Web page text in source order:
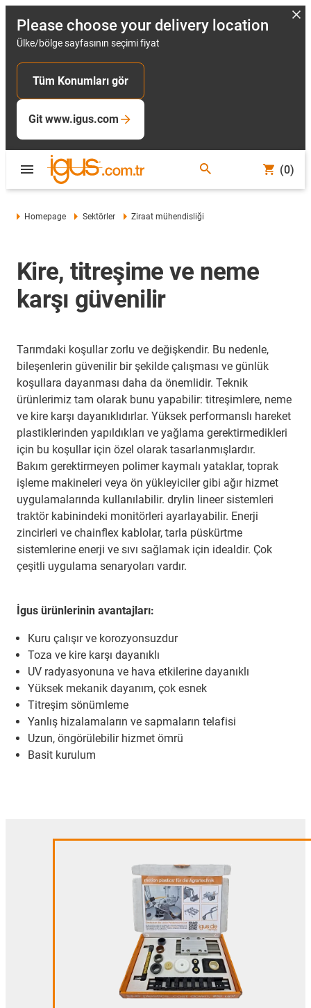
Please choose your delivery location
Ülke/bölge sayfasının seçimi fiyat
Tüm Konumları gör
Git www.igus.com
(0)
Homepage Sektörler Ziraat mühendisliği
Kire, titreşime ve neme
karşı güvenilir
Tarımdaki koşullar zorlu ve değişkendir. Bu nedenle,
bileşenlerin güvenilir bir şekilde çalışması ve günlük
koşullara dayanması daha da önemlidir. Teknik
ürünlerimiz tam olarak bunu yapabilir: titreşimlere, neme
ve kire karşı dayanıklıdırlar. Yüksek performanslı hareket
plastiklerinden yapıldıkları ve yağlama gerektirmedikleri
için bu koşullar için özel olarak tasarlanmışlardır.
Bakım gerektirmeyen polimer kaymalı yataklar, toprak
işleme makineleri veya ön yükleyiciler gibi ağır hizmet
uygulamalarında kullanılabilir. drylin lineer sistemleri
traktör kabinindeki monitörleri ayarlayabilir. Enerji
zincirleri ve chainflex kablolar, tarla püskürtme
sistemlerine enerji ve sıvı sağlamak için idealdir. Çok
çeşitli uygulama senaryoları vardır.
İgus ürünlerinin avantajları:
Kuru çalışır ve korozyonsuzdur
Toza ve kire karşı dayanıklı
UV radyasyonuna ve hava etkilerine dayanıklı
Yüksek mekanik dayanım, çok esnek
Titreşim sönümleme
Yanlış hizalamaların ve sapmaların telafisi
Uzun, öngörülebilir hizmet ömrü
Basit kurulum